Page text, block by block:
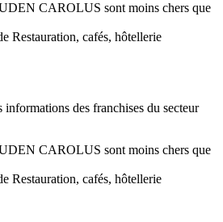
CAROLUS sont moins chers que
Restauration, cafés, hôtellerie
des franchises du secteur
CAROLUS sont moins chers que
Restauration, cafés, hôtellerie